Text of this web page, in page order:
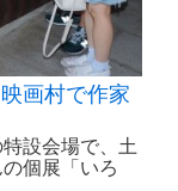
画村で作家
設会場で、土
個展「いろ